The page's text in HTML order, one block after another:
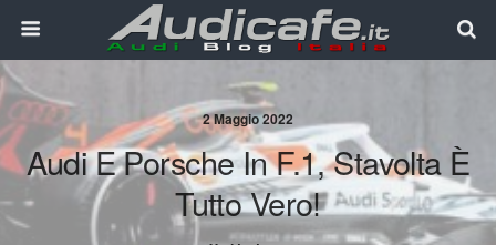
2 Maggio 2022
Audi E Porsche In F.1, Stavolta È
Tutto Vero!